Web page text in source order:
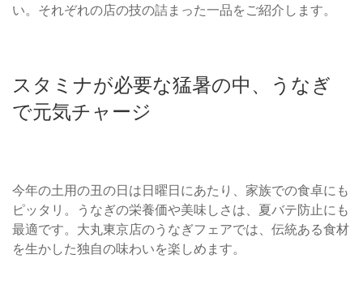
い。それぞれの店の技の詰まった一品をご紹介します。
スタミナが必要な猛暑の中、うなぎ
で元気チャージ
今年の土用の丑の日は日曜日にあたり、家族での食卓にも
ピッタリ。うなぎの栄養価や美味しさは、夏バテ防止にも
最適です。大丸東京店のうなぎフェアでは、伝統ある食材
を生かした独自の味わいを楽しめます。